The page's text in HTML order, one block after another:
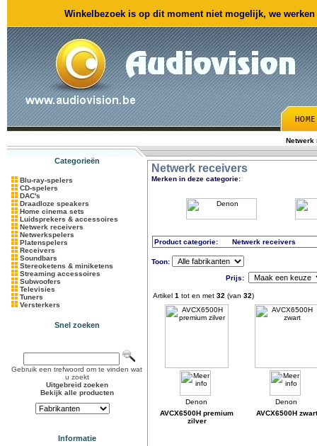
Winkelbezoek is op dit moment niet mogelijk, we
Netwerk
Categorieën
Blu-ray-spelers
CD-spelers
DAC's
Draadloze speakers
Home cinema sets
Luidsprekers & accessoires
Netwerk receivers
Netwerkspelers
Platenspelers
Receivers
Soundbars
Stereoketens & miniketens
Streaming accessoires
Subwoofers
Televisies
Tuners
Versterkers
Snel zoeken
Gebruik een trefwoord om te vinden wat
u zoekt
Uitgebreid zoeken
Bekijk alle producten
Informatie
Netwerk receivers
Merken in deze categorie:
Product categorie: Netwerk receivers
Toon:
Prijs:
Artikel 1 tot en met 32 (van 32)
AVCX6500H premium
zilver
AVCX6500H zwart